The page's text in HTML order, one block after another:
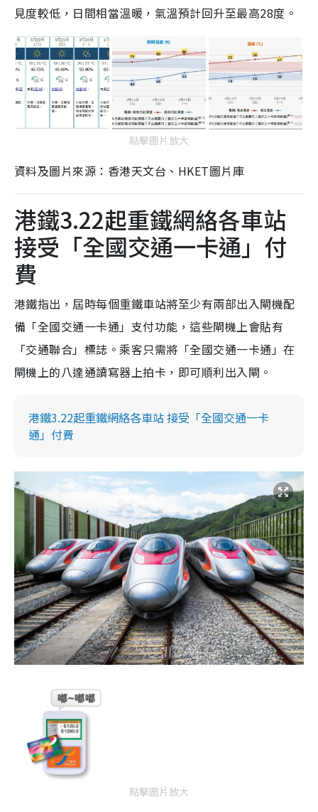
見度較低，日間相當溫暖，氣溫預計回升至最高28度。
點擊圖片放大
資料及圖片來源：香港天文台、HKET圖片庫
港鐵3.22起重鐵網絡各車站
接受「全國交通一卡通」付
費
港鐵指出，屆時每個重鐵車站將至少有兩部出入閘機配
備「全國交通一卡通」支付功能，這些閘機上會貼有
「交通聯合」標誌。乘客只需將「全國交通一卡通」在
閘機上的八達通讀寫器上拍卡，即可順利出入閘。
港鐵3.22起重鐵網絡各車站 接受「全國交通一卡
通」付費
點擊圖片放大